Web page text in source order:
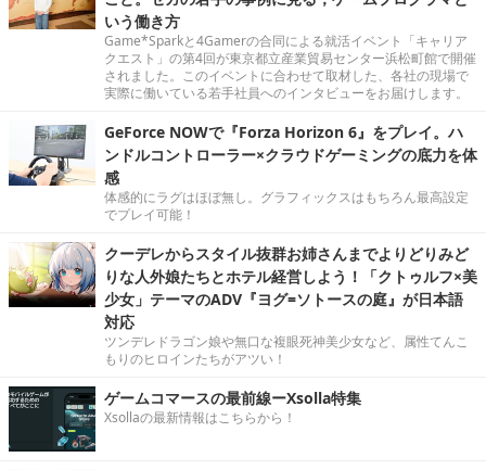
いう働き方
Game*Sparkと4Gamerの合同による就活イベント「キャリア
クエスト」の第4回が東京都立産業貿易センター浜松町館で開催
されました。このイベントに合わせて取材した、各社の現場で
実際に働いている若手社員へのインタビューをお届けします。
GeForce NOWで『Forza Horizon 6』をプレイ。ハ
ンドルコントローラー×クラウドゲーミングの底力を体
感
体感的にラグはほぼ無し。グラフィックスはもちろん最高設定
でプレイ可能！
クーデレからスタイル抜群お姉さんまでよりどりみど
りな人外娘たちとホテル経営しよう！「クトゥルフ×美
少女」テーマのADV『ヨグ=ソトースの庭』が日本語
対応
ツンデレドラゴン娘や無口な複眼死神美少女など、属性てんこ
もりのヒロインたちがアツい！
ゲームコマースの最前線ーXsolla特集
Xsollaの最新情報はこちらから！